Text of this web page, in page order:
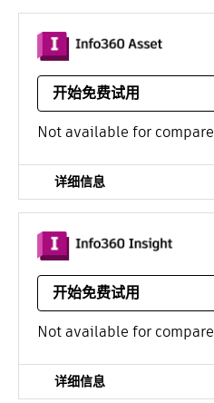
开始免费试用
平台：远程服务
/年
Not available for compare
详细信息
开始免费试用
平台：云服务
Not available for compare
详细信息